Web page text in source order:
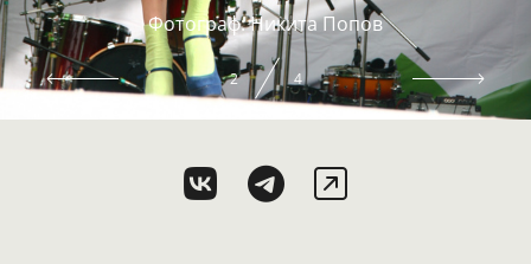
Фотограф: Никита Попов
3 4